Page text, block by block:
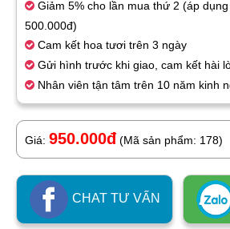
Giảm 5% cho lần mua thứ 2 (áp
500.000đ)
Cam kết hoa tươi trên 3 ngày
Gửi hình trước khi giao, cam kết hài
Nhân viên tận tâm trên 10 năm kinh
Giá: 950.000đ (Mã sản phẩm: 178)
CHAT TƯ VẤN